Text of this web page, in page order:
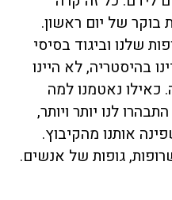
של יום ראשון.
שלנו וביגוד בסיסי
בהיסטריה, לא היינו
כאילו נאטמנו למה
לנו יותר ויותר,
אותנו מהקיבוץ.
גופות של אנשים.